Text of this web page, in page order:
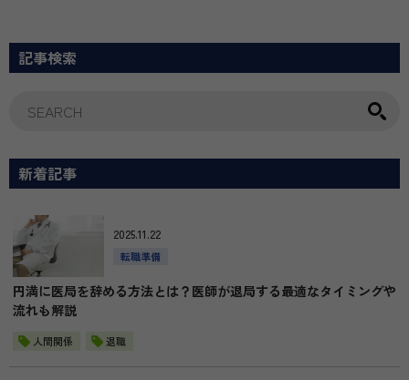
記事検索
新着記事
2025.11.22
転職準備
円満に医局を辞める方法とは？医師が退局する最適なタイミングや
流れも解説
人間関係 退職